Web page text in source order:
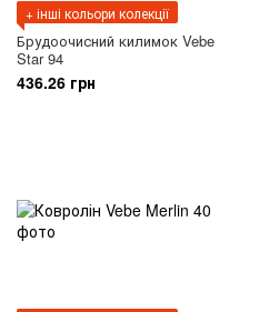
+ інші кольори колекції
Брудоочисний килимок Vebe
Star 94
436.26 грн